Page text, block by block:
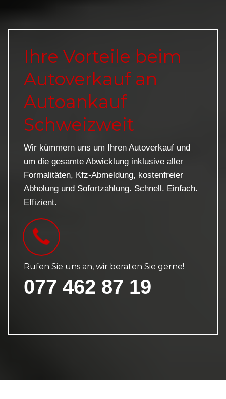
Ihre Vorteile beim
Autoverkauf an
Autoankauf
Schweizweit
Wir kümmern uns um Ihren Autoverkauf und
um die gesamte Abwicklung inklusive aller
Formalitäten, Kfz-Abmeldung, kostenfreier
Abholung und Sofortzahlung. Schnell. Einfach.
Effizient.
Rufen Sie uns an, wir beraten Sie gerne!
077 462 87 19